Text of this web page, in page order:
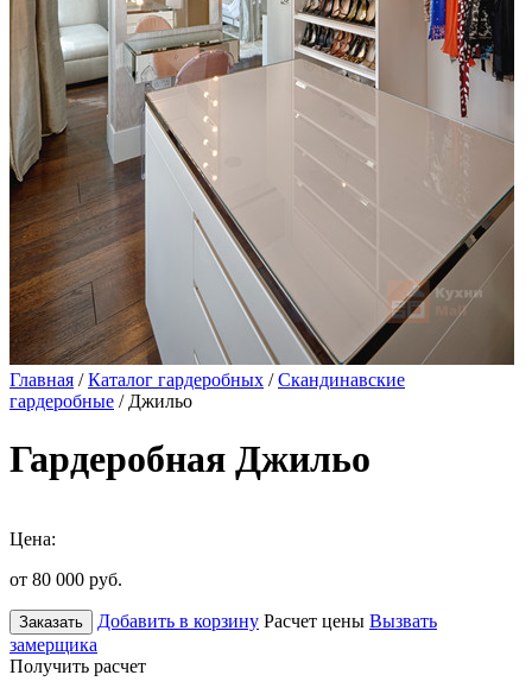
Главная /Каталог гардеробных /Скандинавские
гардеробные / Джильо
Гардеробная Джильо
Цена:
от 80 000 руб.
Заказать Добавить в корзину Расчет цены Вызвать
замерщика
Получить расчет